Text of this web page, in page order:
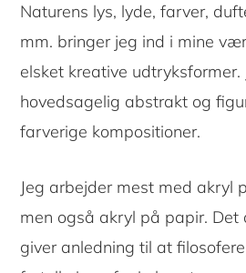
Naturens lys, lyde, farver,
mm. bringer jeg ind i mine
elsket kreative udtryksformer.
hovedsagelig abstrakt og
farverige kompositioner.
Jeg arbejder mest med akryl
men også akryl på papir.
giver anledning til at